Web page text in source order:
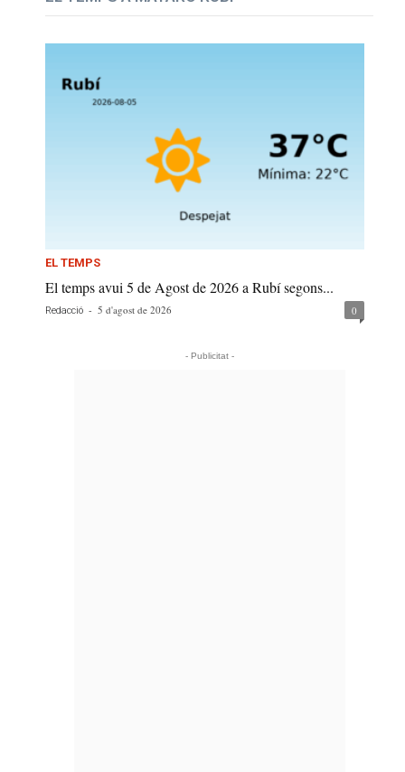
EL TEMPS
El temps avui 5 de Agost de 2026 a Rubí segons...
Redacció - 5 d'agost de 2026 0
- Publicitat -